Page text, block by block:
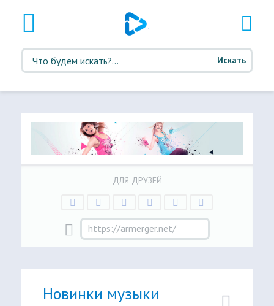
Искать
ДЛЯ ДРУЗЕЙ
Новинки музыки